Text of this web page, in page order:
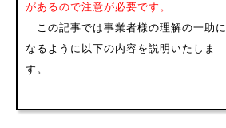
があるので注意が必要です。
この記事では事業者様の理解の一助に
なるように以下の内容を説明いたしま
す。